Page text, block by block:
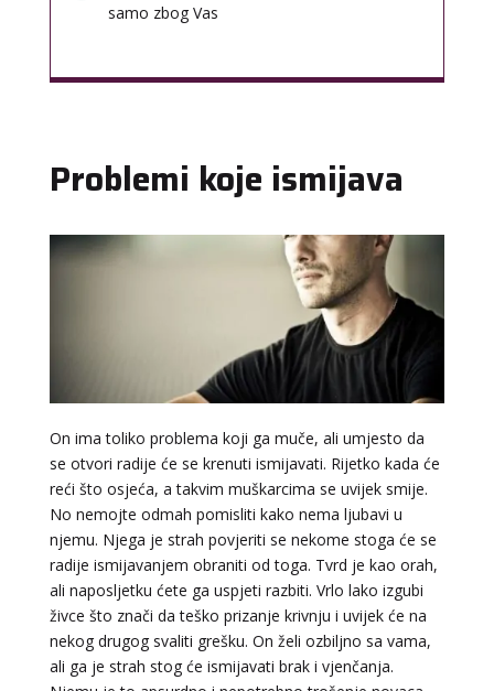
samo zbog Vas
Problemi koje ismijava
On ima toliko problema koji ga muče, ali umjesto da
se otvori radije će se krenuti ismijavati. Rijetko kada će
reći što osjeća, a takvim muškarcima se uvijek smije.
No nemojte odmah pomisliti kako nema ljubavi u
njemu. Njega je strah povjeriti se nekome stoga će se
radije ismijavanjem obraniti od toga. Tvrd je kao orah,
ali naposljetku ćete ga uspjeti razbiti. Vrlo lako izgubi
živce što znači da teško prizanje krivnju i uvijek će na
nekog drugog svaliti grešku. On želi ozbiljno sa vama,
ali ga je strah stog će ismijavati brak i vjenčanja.
LUCIJA/ Kod #136
Tarot savjetnik je zauzet
TEHNIKE:sudbinske karte, anđeoske poruke
Broj tel: 064/600-600
tel:0,93€ - mob:1,12€ min
ELA / Kod 151
Tarot savjetnik je slobodan